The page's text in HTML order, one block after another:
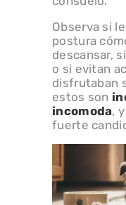
Observa si
postura
descansar,
o si evitan
disfrutaban
estos son
incomoda,
fuerte